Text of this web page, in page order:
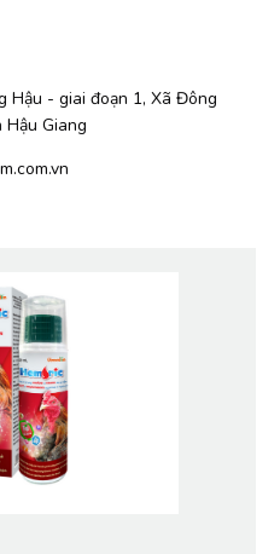
Hậu - giai đoạn 1, Xã Đông
Hậu Giang